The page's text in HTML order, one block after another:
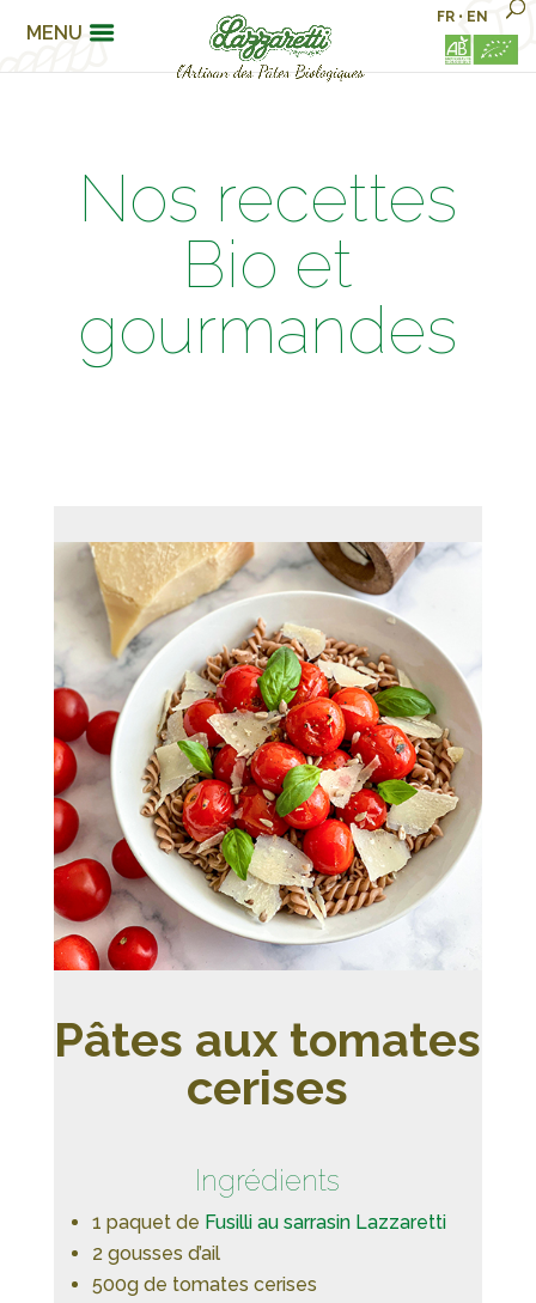
MENU
FR • EN
Nos recettes
Bio et
gourmandes
Pâtes aux tomates
cerises
Ingrédients
1 paquet de Fusilli au sarrasin Lazzaretti
2 gousses d’ail
500g de tomates cerises